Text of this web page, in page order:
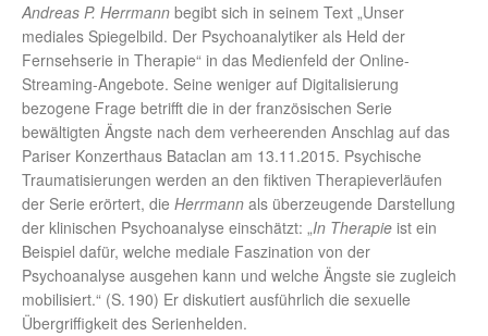
Andreas P. Herrmann begibt sich in seinem Text „Unser
mediales Spiegelbild. Der Psychoanalytiker als Held der
Fernsehserie in Therapie“ in das Medienfeld der Online-
Streaming-Angebote. Seine weniger auf Digitalisierung
bezogene Frage betrifft die in der französischen Serie
bewältigten Ängste nach dem verheerenden Anschlag auf das
Pariser Konzerthaus Bataclan am 13.11.2015. Psychische
Traumatisierungen werden an den fiktiven Therapieverläufen
der Serie erörtert, die Herrmann als überzeugende Darstellung
der klinischen Psychoanalyse einschätzt: „In Therapie ist ein
Beispiel dafür, welche mediale Faszination von der
Psychoanalyse ausgehen kann und welche Ängste sie zugleich
mobilisiert.“ (S. 190) Er diskutiert ausführlich die sexuelle
Übergriffigkeit des Serienhelden.